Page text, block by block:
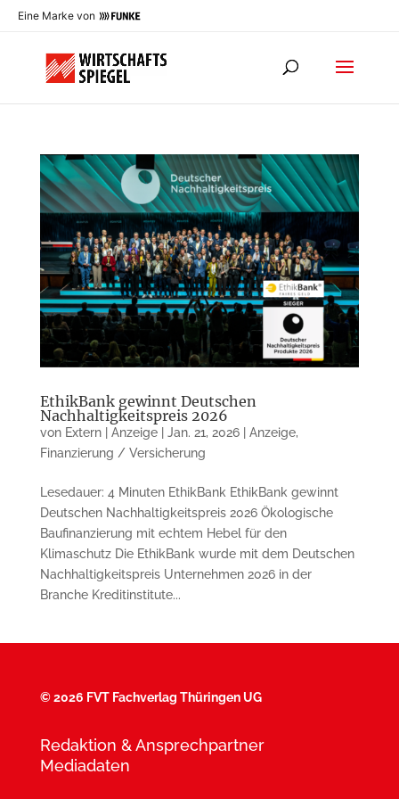
Eine Marke von
EthikBank gewinnt Deutschen
Nachhaltigkeitspreis 2026
von Extern | Anzeige| Jan. 21, 2026| Anzeige,
Finanzierung / Versicherung
Lesedauer: 4 Minuten EthikBank EthikBank gewinnt
Deutschen Nachhaltigkeitspreis 2026 Ökologische
Baufinanzierung mit echtem Hebel für den
Klimaschutz Die EthikBank wurde mit dem Deutschen
Nachhaltigkeitspreis Unternehmen 2026 in der
Branche Kreditinstitute...
©2026 FVT Fachverlag Thüringen UG
Redaktion & Ansprechpartner
Mediadaten